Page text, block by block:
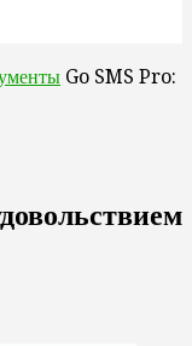
Go SMS Pro: